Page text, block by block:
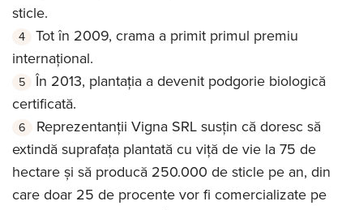
sticle.
Tot în 2009, crama a primit primul premiu
internațional.
În 2013, plantația a devenit podgorie biologică
certificată.
Reprezentanţii Vigna SRL susțin că doresc să
extindă suprafața plantată cu viță de vie la 75 de
hectare și să producă 250.000 de sticle pe an, din
care doar 25 de procente vor fi comercializate pe